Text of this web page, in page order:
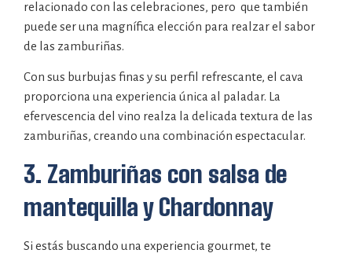
relacionado con las celebraciones, pero que también
puede ser una magnífica elección para realzar el sabor
de las zamburiñas.
Con sus burbujas finas y su perfil refrescante, el cava
proporciona una experiencia única al paladar. La
efervescencia del vino realza la delicada textura de las
zamburiñas, creando una combinación espectacular.
3. Zamburiñas con salsa de
mantequilla y Chardonnay
Si estás buscando una experiencia gourmet, te